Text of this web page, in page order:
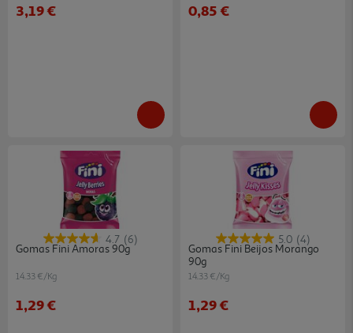
3,19 € 0,85 €
4.7 (6)
Gomas Fini Amoras 90g
14.33 €/Kg
1,29 €
5.0 (4)
Gomas Fini Beijos Morango
90g
14.33 €/Kg
1,29 €